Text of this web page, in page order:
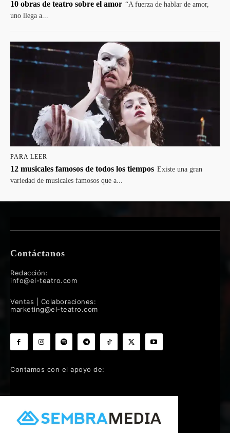
10 obras de teatro sobre el amor “A fuerza de hablar de amor,
uno llega a...
PARA LEER
12 musicales famosos de todos los tiempos Existe una gran
variedad de musicales famosos que a...
Contáctanos
Redacción:
info@el-teatro.com
Ventas | Colaboraciones:
marketing@el-teatro.com
Contamos con el apoyo de: